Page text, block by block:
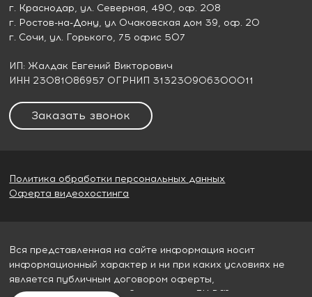
г. Краснодар, ул. Северная, 490, оф. 208
г. Ростов-на-Дону, ул Очаковская дом 39, оф. 20
г. Сочи, ул. Горького, 75 офис 507
ИП: Жалдак Евгений Викторович
ИНН 23081086957 ОГРНИП 313230906300011
Заказать звонок
Политика обработки персональных данных
Оферта видеохостинга
Вся представленная на сайте информация носит
информационный характер и ни при каких условиях не
является публичным договором оферты,
определяемым пунктом 2 статьи 437 ГК РФ